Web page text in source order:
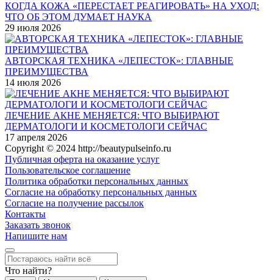
КОГДА КОЖА «ПЕРЕСТАЕТ РЕАГИРОВАТЬ» НА УХОД:
ЧТО ОБ ЭТОМ ДУМАЕТ НАУКА
29 июля 2026
АВТОРСКАЯ ТЕХНИКА «ЛЕПЕСТОК»: ГЛАВНЫЕ
ПРЕИМУЩЕСТВА
14 июля 2026
ЛЕЧЕНИЕ АКНЕ МЕНЯЕТСЯ: ЧТО ВЫБИРАЮТ
ДЕРМАТОЛОГИ И КОСМЕТОЛОГИ СЕЙЧАС
17 апреля 2026
Copyright © 2024 http://beautypulseinfo.ru
Публичная оферта на оказание услуг
Пользовательское соглашение
Политика обработки персональных данных
Согласие на обработку персональных данных
Согласие на получение рассылок
Контакты
Заказать звонок
Напишите нам
Что найти?